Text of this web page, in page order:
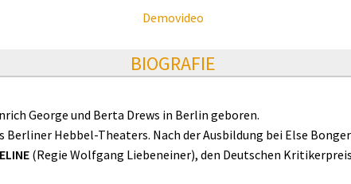
Demovideo
BIOGRAFIE
George und Berta Drews in Berlin geboren.
Berliner Hebbel-Theaters. Nach der Ausbildung bei Else
(Regie Wolfgang Liebeneiner), den Deutschen